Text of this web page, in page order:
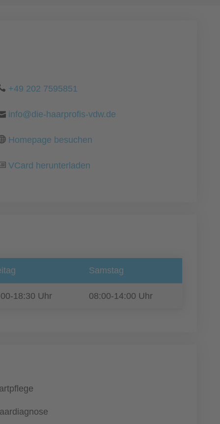
+49 202 7595851
info@die-haarprofis-vdw.de
Homepage besuchen
VCard herunterladen
Samstag
18:30 Uhr 08:00-14:00 Uhr